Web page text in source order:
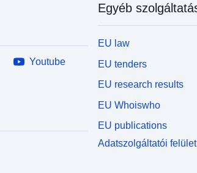
Youtube
Egyéb
EU law
EU tenders
EU research results
EU Whoiswho
EU publications
Adatszolgáltatói